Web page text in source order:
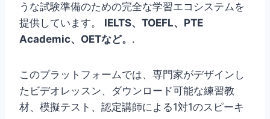
うな試験準備のための完全な学習エコシステムを
提供しています。 IELTS、TOEFL、PTE
Academic、OETなど。 .
このプラットフォームでは、専門家がデザインし
たビデオレッスン、ダウンロード可能な練習教
材、模擬テスト、認定講師による1対1のスピーキ